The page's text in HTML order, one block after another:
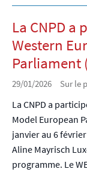
La CNPD a
Western
Parliament
29/01/2026 Sur le
La CNPD a
Model European
janvier au 6
Aline Mayrisch
programme. Le